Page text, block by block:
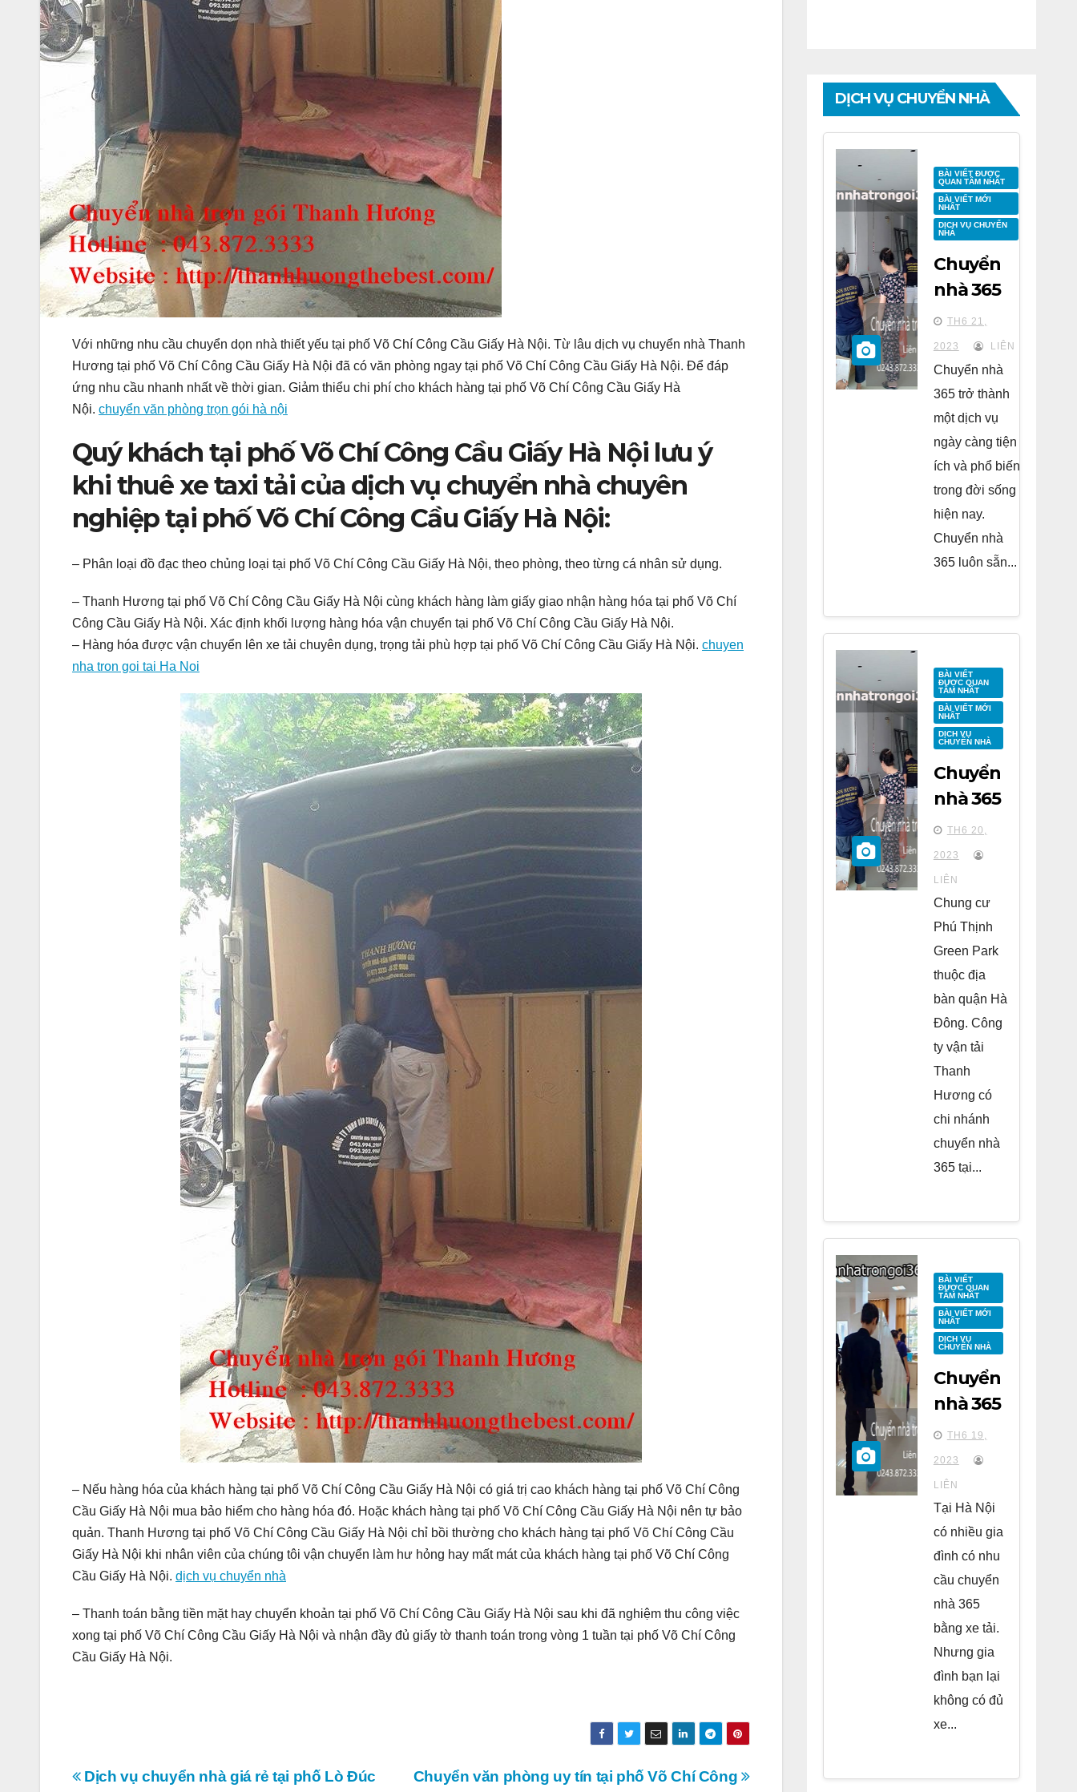
Với những nhu cầu chuyển dọn nhà thiết yếu tại phố Võ Chí Công Cầu Giấy Hà Nội. Từ lâu dịch vụ chuyển nhà Thanh
Hương tại phố Võ Chí Công Cầu Giấy Hà Nội đã có văn phòng ngay tại phố Võ Chí Công Cầu Giấy Hà Nội. Để đáp
ứng nhu cầu nhanh nhất về thời gian. Giảm thiểu chi phí cho khách hàng tại phố Võ Chí Công Cầu Giấy Hà
Nội. chuyển văn phòng trọn gói hà nội
Quý khách tại phố Võ Chí Công Cầu Giấy Hà Nội lưu ý
khi thuê xe taxi tải của dịch vụ chuyển nhà chuyên
nghiệp tại phố Võ Chí Công Cầu Giấy Hà Nội:
– Phân loại đồ đạc theo chủng loại tại phố Võ Chí Công Cầu Giấy Hà Nội, theo phòng, theo từng cá nhân sử dụng.
– Thanh Hương tại phố Võ Chí Công Cầu Giấy Hà Nội cùng khách hàng làm giấy giao nhận hàng hóa tại phố Võ Chí
Công Cầu Giấy Hà Nội. Xác định khối lượng hàng hóa vận chuyển tại phố Võ Chí Công Cầu Giấy Hà Nội.
– Hàng hóa được vận chuyển lên xe tải chuyên dụng, trọng tải phù hợp tại phố Võ Chí Công Cầu Giấy Hà Nội. chuyen
nha tron goi tai Ha Noi
– Nếu hàng hóa của khách hàng tại phố Võ Chí Công Cầu Giấy Hà Nội có giá trị cao khách hàng tại phố Võ Chí Công
Cầu Giấy Hà Nội mua bảo hiểm cho hàng hóa đó. Hoặc khách hàng tại phố Võ Chí Công Cầu Giấy Hà Nội nên tự bảo
quản. Thanh Hương tại phố Võ Chí Công Cầu Giấy Hà Nội chỉ bồi thường cho khách hàng tại phố Võ Chí Công Cầu
Giấy Hà Nội khi nhân viên của chúng tôi vận chuyển làm hư hỏng hay mất mát của khách hàng tại phố Võ Chí Công
Cầu Giấy Hà Nội. dịch vụ chuyển nhà
– Thanh toán bằng tiền mặt hay chuyển khoản tại phố Võ Chí Công Cầu Giấy Hà Nội sau khi đã nghiệm thu công việc
xong tại phố Võ Chí Công Cầu Giấy Hà Nội và nhận đầy đủ giấy tờ thanh toán trong vòng 1 tuần tại phố Võ Chí Công
Cầu Giấy Hà Nội.
Điều Chuyển văn phòng uy tín tại phố Võ Chí Công
Dịch vụ chuyển nhà giá rẻ tại phố Lò Đúc
DỊCH VỤ CHUYỂN NHÀ
BÀI VIẾT ĐƯỢC
QUAN TÂM NHẤT
BÀI VIẾT MỚI
NHẤT
DỊCH VỤ CHUYỂN
NHÀ
Chuyển
nhà 365
tại chung
cư BID
Residence
Tố Hữu
TH6 21,
2023 LIÊN
Chuyển nhà
365 trở thành
một dịch vụ
ngày càng tiện
ích và phổ biến
trong đời sống
hiện nay.
Chuyển nhà
365 luôn sẵn...
BÀI VIẾT
ĐƯỢC QUAN
TÂM NHẤT
BÀI VIẾT MỚI
NHẤT
DỊCH VỤ
CHUYỂN NHÀ
Chuyển
nhà 365
tại
chung
cư Phú
Thịnh
Green
Park Hà
Đông
TH6 20,
2023
LIÊN
Chung cư
Phú Thịnh
Green Park
thuộc địa
bàn quận Hà
Đông. Công
ty vận tải
Thanh
Hương có
chi nhánh
chuyển nhà
365 tại...
BÀI VIẾT
ĐƯỢC QUAN
TÂM NHẤT
BÀI VIẾT MỚI
NHẤT
DỊCH VỤ
CHUYỂN NHÀ
Chuyển
nhà 365
tại
chung
cư Park
Kiara Hà
Đông
TH6 19,
2023
LIÊN
Tại Hà Nội
có nhiều gia
đình có nhu
cầu chuyển
nhà 365
bằng xe tải.
Nhưng gia
đình bạn lại
không có đủ
xe...